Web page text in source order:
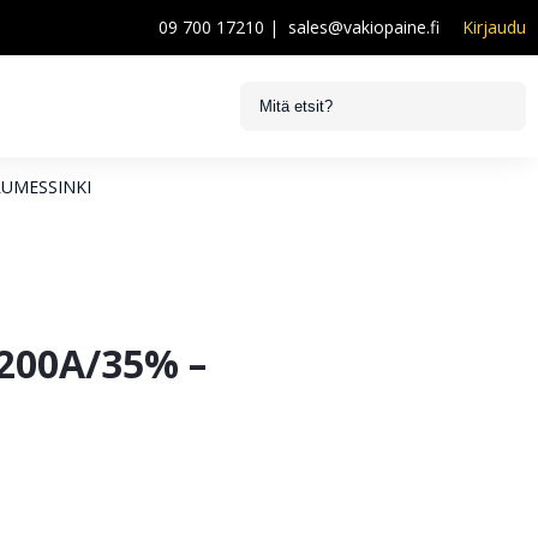
09 700 17210 | sales@vakiopaine.fi Kirjaudu
35% –